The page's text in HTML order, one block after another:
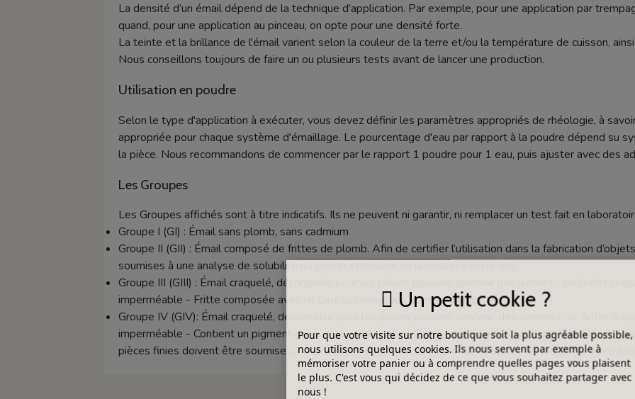
La densité d’un émail dépend de la technique d'application. Par exemple, pour une application par
quand, pour une application au pinceau, on opte pour une densité forte.
La teinte et la brillance de l'émail varient selon la couleur de la terre et/ou la température de cuisson,
Nous conseillons toujours de faire un ou plusieurs tests avant de lancer une production.
Utilisation en poudre
Selon le type d'application à exécuter, vous devez définir les paramètres appropriés de rhéologie, à
appropriée pour chaque système d'émaillage. Le pourcentage d'eau par rapport à la poudre dépend su
la pièce. Nous recommandons de commencer par le rapport 1 poudre pour 1 eau, puis ajuster avec des
Les Groupes
Les Groupes affichés sont à titre indicatifs. Ils ne peuvent ni garantir, ni remplacer un test fait en
Groupe I (GI) : Émail sans plomb, sans cadmium
Groupe II (GII) : Émail composé de frittes de plomb. Afin de certifier l’utilisation dans la fabrication
soumises à une analyse de solubilité du plomb effectuée en laboratoire accrédité.
Groupe III (GIII) : Émail craquelé, déconseillé pour les pièces pouvant contenir des aliments car l’effet
imperméable - Fritte composée avec un taux supérieur aux normes alimentaires.
Groupe IV (GIV): Émail craquelé, déconseillé pour les pièces pouvant contenir des aliments car l’effet
imperméable - Contient un pigment encapsulé contenant du Cadmium - Afin de certifier l’utilisation dans
pièces finies doivent être soumises à une analyse de solubilité du plomb effectuée en laboratoire
Un petit cookie ?
Pour que votre visite sur notre boutique soit la plus agréable possible,
nous utilisons quelques cookies. Ils nous servent par exemple à
mémoriser votre panier ou à comprendre quelles pages vous plaisent
le plus. C'est vous qui décidez de ce que vous souhaitez partager avec
nous !